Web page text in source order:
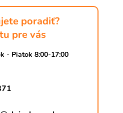
poradiť?
pre vás
- Piatok 8:00-17:00